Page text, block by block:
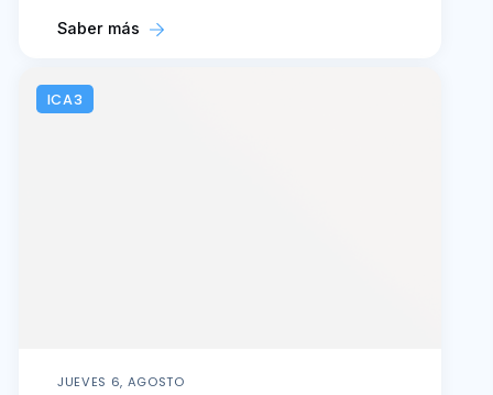
Saber más
ICA3
JUEVES 6, AGOSTO